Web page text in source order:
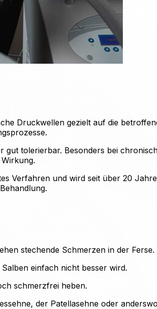
Druckwellen gezielt auf die
gut tolerierbar. Besonders bei
Verfahren und wird seit über 20
stechende Schmerzen in der Ferse.
einfach nicht besser wird.
schmerzfrei heben.
der Patellasehne oder